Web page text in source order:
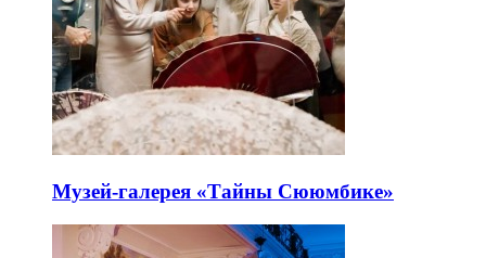
Музей-галерея «Тайны Сююмбике»